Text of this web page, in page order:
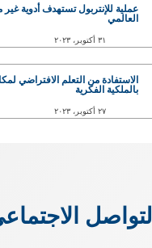
عملية للإنتربول تستهدف أدوية
العالمي
٣١ أكتوبر، ٢٠٢٣
الاستفادة من التعلم الافتراضي
بالملكية الفكرية
٢٧ أكتوبر، ٢٠٢٣